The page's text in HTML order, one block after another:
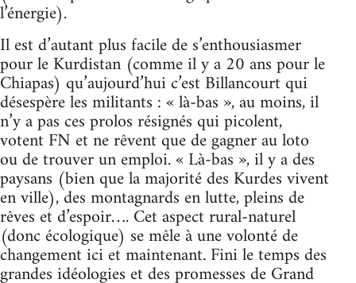
l’énergie).
Il est d’autant plus facile de s’enthousiasmer
pour le Kurdistan (comme il y a 20 ans pour le
Chiapas) qu’aujourd’hui c’est Billancourt qui
désespère les militants : « là-bas », au moins, il
n’y a pas ces prolos résignés qui picolent,
votent FN et ne rêvent que de gagner au loto
ou de trouver un emploi. « Là-bas », il y a des
paysans (bien que la majorité des Kurdes vivent
en ville), des montagnards en lutte, pleins de
rêves et d’espoir…. Cet aspect rural-naturel
(donc écologique) se mêle à une volonté de
changement ici et maintenant. Fini le temps des
grandes idéologies et des promesses de Grand